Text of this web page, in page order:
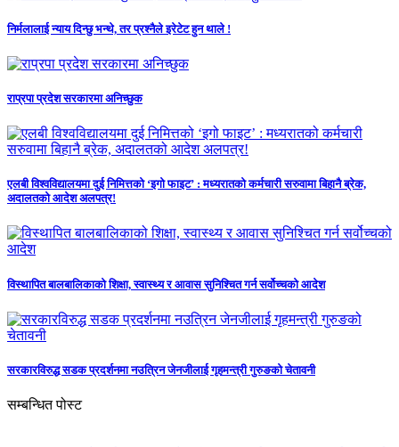
निर्मलालाई न्याय दिन्छु भन्थे, तर प्रश्नैले इरेटेट हुन थाले !
राप्रपा प्रदेश सरकारमा अनिच्छुक
एलबी विश्वविद्यालयमा दुई निमित्तको ‘इगो फाइट’ : मध्यरातको कर्मचारी सरुवामा बिहानै ब्रेक,
अदालतको आदेश अलपत्र!
विस्थापित बालबालिकाको शिक्षा, स्वास्थ्य र आवास सुनिश्चित गर्न सर्वोच्चको आदेश
सरकारविरुद्ध सडक प्रदर्शनमा नउत्रिन जेनजीलाई गृहमन्त्री गुरुङको चेतावनी
सम्बन्धित पोस्ट